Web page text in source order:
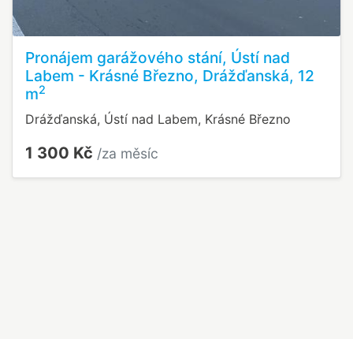
Pronájem garážového stání, Ústí nad
Labem - Krásné Březno, Drážďanská, 12
m2
Drážďanská, Ústí nad Labem, Krásné Březno
1 300 Kč /za měsíc